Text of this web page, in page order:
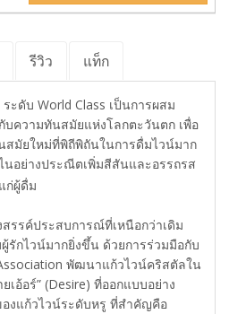
รีวิว แท็ก
ะดับ World Class เป็นการผสม
ความทันสมัยแห่งโลกตะวันตก เพื่อ
สมัยใหม่ที่พิถีพิถันในการดื่มไวน์มาก
นอย่างประณีตเพิ่มสีสันและอรรถรส
ก่ผู้ดื่ม
รรค์ประสบการณ์ที่เหนือกว่าเดิม
รักไวน์มากยิ่งขึ้น ด้วยการร่วมมือกับ
พัฒนาแก้วไวน์คริสตัลใน
อ้อร์” (Desire) ที่ออกแบบอย่าง
งแก้วไวน์ระดับหรู ที่สำคัญคือ